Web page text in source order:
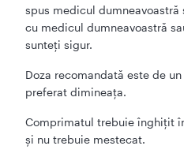
spus medicul
cu medicul dumneavoastră
sunteţi sigur.
Doza recomandată este de
preferat dimineaţa.
Comprimatul trebuie înghiţit
şi nu trebuie mestecat.